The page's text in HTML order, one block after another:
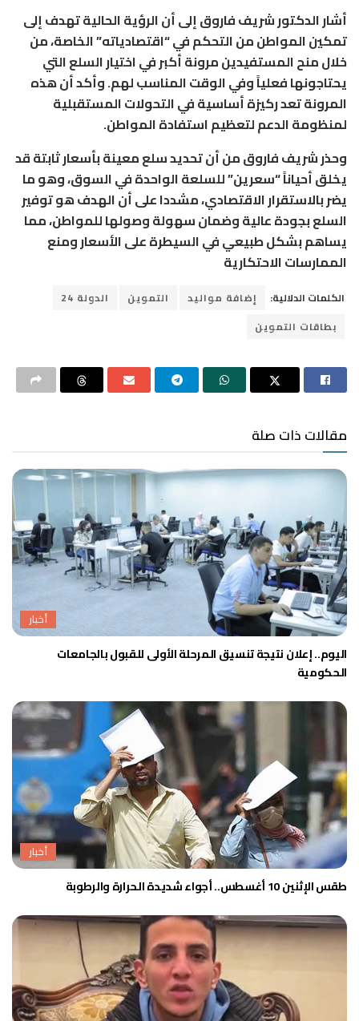
أشار الدكتور شريف فاروق إلى أن الرؤية الحالية تهدف إلى
تمكين المواطن من التحكم في “اقتصادياته” الخاصة، من
خلال منح المستفيدين مرونة أكبر في اختيار السلع التي
يحتاجونها فعلياً وفي الوقت المناسب لهم. وأكد أن هذه
المرونة تعد ركيزة أساسية في التحولات المستقبلية
لمنظومة الدعم لتعظيم استفادة المواطن.
وحذر شريف فاروق من أن تحديد سلع معينة بأسعار ثابتة قد
يخلق أحياناً “سعرين” للسلعة الواحدة في السوق، وهو ما
يضر بالاستقرار الاقتصادي، مشددا على أن الهدف هو توفير
السلع بجودة عالية وضمان سهولة وصولها للمواطن، مما
يساهم بشكل طبيعي في السيطرة على الأسعار ومنع
الممارسات الاحتكارية
الكلمات الدلالية: إضافة مواليد التموين
الدولة 24
بطاقات التموين
مقالات ذات صلة
أخبار
اليوم.. إعلان نتيجة تنسيق المرحلة الأولى للقبول بالجامعات
الحكومية
أخبار
طقس الإثنين 10 أغسطس.. أجواء شديدة الحرارة والرطوبة